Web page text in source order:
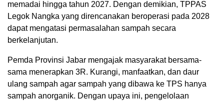
memadai hingga tahun 2027. Dengan demikian, TPPAS
Legok Nangka yang direncanakan beroperasi pada 2028
dapat mengatasi permasalahan sampah secara
berkelanjutan.
Pemda Provinsi Jabar mengajak masyarakat bersama-
sama menerapkan 3R. Kurangi, manfaatkan, dan daur
ulang sampah agar sampah yang dibawa ke TPS hanya
sampah anorganik. Dengan upaya ini, pengelolaan